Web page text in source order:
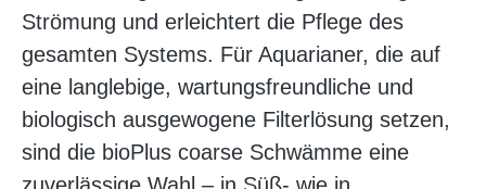
Strömung und erleichtert die Pflege des
gesamten Systems. Für Aquarianer, die auf
eine langlebige, wartungsfreundliche und
biologisch ausgewogene Filterlösung setzen,
sind die bioPlus coarse Schwämme eine